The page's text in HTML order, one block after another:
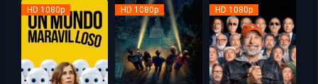
HD 1080p HD 1080p HD 1080p